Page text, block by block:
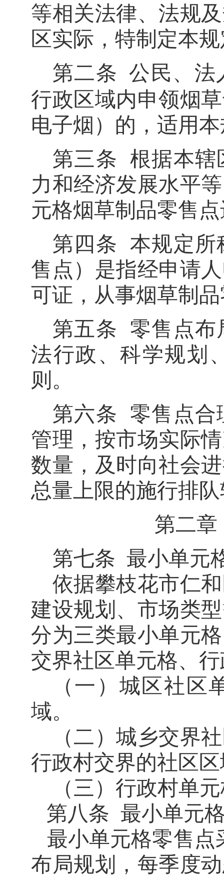
等相关法律、法规
区实际，特制定本
第二条 公民、法
行政区域内申领烟
电子烟）的，适用
第三条
根据本辖
力和经济发展水平
元格烟草制品零售
第四条
本规定所
售点）是指经申请
可证，从事烟草制
第五条
零售点布
法行政、科学规划
则。
第六条
零售点合
管理，按市场实际
数量，及时向社会
总量上限的施行排
第二章
第七条 最小单
依据攀枝花市仁
建设规划、市场类
分为三类最小单元
交界社区单元格、
（一）城区社区
域。
（二）城乡交界
行政村交界的社区
（三） 行政村单
第八条 最小单元
最小单元格零售点
布局规划，每季度